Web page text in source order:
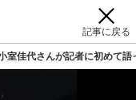
記事に戻る
室佳代さんが記者に初めて